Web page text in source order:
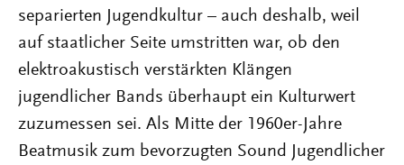
separierten Jugendkultur – auch deshalb, weil
auf staatlicher Seite umstritten war, ob den
elektroakustisch verstärkten Klängen
jugendlicher Bands überhaupt ein Kulturwert
zuzumessen sei. Als Mitte der 1960er-Jahre
Beatmusik zum bevorzugten Sound Jugendlicher